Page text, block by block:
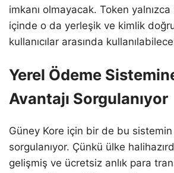
imkanı olmayacak. Token yalnızca
içinde o da yerleşik ve kimlik
kullanıcılar arasında
Yerel Ödeme
Avantajı Sorgulanıyor
Güney Kore için bir de bu sistemin
sorgulanıyor. Çünkü ülke
gelişmiş ve ücretsiz anlık para